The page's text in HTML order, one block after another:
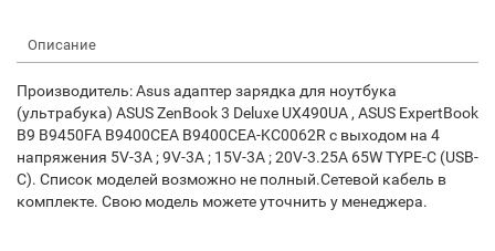
Описание
Производитель: Asus адаптер зарядка для ноутбука
(ультрабука) ASUS ZenBook 3 Deluxe UX490UA , ASUS ExpertBook
B9 B9450FA B9400CEA B9400CEA-KC0062R с выходом на 4
напряжения 5V-3A ; 9V-3A ; 15V-3A ; 20V-3.25A 65W TYPE-C (USB-
C). Список моделей возможно не полный.Сетевой кабель в
комплекте. Свою модель можете уточнить у менеджера.